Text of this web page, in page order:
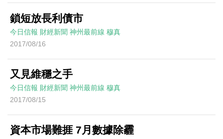
鎖短放長利債市
今日信報 財經新聞 神州最前線 穆真
2017/08/16
又見維穩之手
今日信報 財經新聞 神州最前線 穆真
2017/08/15
資本市場難捱 7月數據除霾